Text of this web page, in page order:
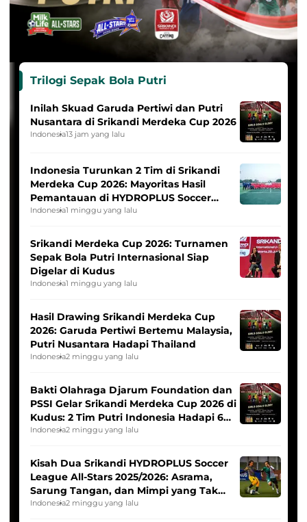
Trilogi Sepak Bola Putri
Inilah Skuad Garuda Pertiwi dan Putri
Nusantara di Srikandi Merdeka Cup 2026
Indonesia13 jam yang lalu
Indonesia Turunkan 2 Tim di Srikandi
Merdeka Cup 2026: Mayoritas Hasil
Pemantauan di HYDROPLUS Soccer
League
Indonesia1 minggu yang lalu
Srikandi Merdeka Cup 2026: Turnamen
Sepak Bola Putri Internasional Siap
Digelar di Kudus
Indonesia1 minggu yang lalu
Hasil Drawing Srikandi Merdeka Cup
2026: Garuda Pertiwi Bertemu Malaysia,
Putri Nusantara Hadapi Thailand
Indonesia2 minggu yang lalu
Bakti Olahraga Djarum Foundation dan
PSSI Gelar Srikandi Merdeka Cup 2026 di
Kudus: 2 Tim Putri Indonesia Hadapi 6
Tim Asia
Indonesia2 minggu yang lalu
Kisah Dua Srikandi HYDROPLUS Soccer
League All-Stars 2025/2026: Asrama,
Sarung Tangan, dan Mimpi yang Tak
Pernah Padam
Indonesia2 minggu yang lalu